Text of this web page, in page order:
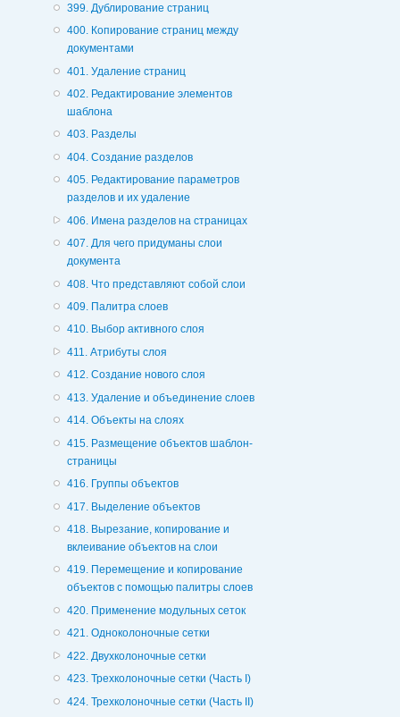
399. Дублирование страниц
400. Копирование страниц между
документами
401. Удаление страниц
402. Редактирование элементов
шаблона
403. Разделы
404. Создание разделов
405. Редактирование параметров
разделов и их удаление
406. Имена разделов на страницах
407. Для чего придуманы слои
документа
408. Что представляют собой слои
409. Палитра слоев
410. Выбор активного слоя
411. Атрибуты слоя
412. Создание нового слоя
413. Удаление и объединение слоев
414. Объекты на слоях
415. Размещение объектов шаблон-
страницы
416. Группы объектов
417. Выделение объектов
418. Вырезание, копирование и
вклеивание объектов на слои
419. Перемещение и копирование
объектов с помощью палитры слоев
420. Применение модульных сеток
421. Одноколоночные сетки
422. Двухколоночные сетки
423. Трехколоночные сетки (Часть I)
424. Трехколоночные сетки (Часть II)